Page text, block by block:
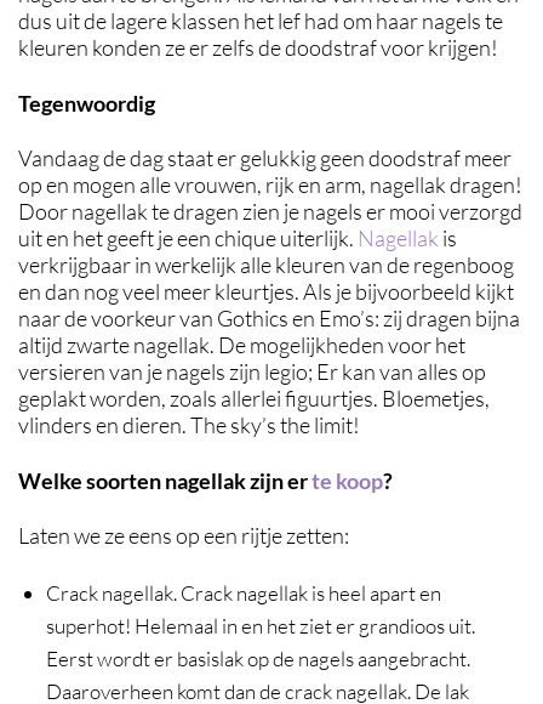
dus uit de lagere klassen het lef had om haar nagels te
kleuren konden ze er zelfs de doodstraf voor krijgen!
Tegenwoordig
Vandaag de dag staat er gelukkig geen doodstraf meer
op en mogen alle vrouwen, rijk en arm, nagellak dragen!
Door nagellak te dragen zien je nagels er mooi verzorgd
uit en het geeft je een chique uiterlijk. Nagellak is
verkrijgbaar in werkelijk alle kleuren van de regenboog
en dan nog veel meer kleurtjes. Als je bijvoorbeeld kijkt
naar de voorkeur van Gothics en Emo’s: zij dragen bijna
altijd zwarte nagellak. De mogelijkheden voor het
versieren van je nagels zijn legio; Er kan van alles op
geplakt worden, zoals allerlei figuurtjes. Bloemetjes,
vlinders en dieren. The sky’s the limit!
Welke soorten nagellak zijn erte koop?
Laten we ze eens op een rijtje zetten:
Crack nagellak. Crack nagellak is heel apart en
superhot! Helemaal in en het ziet er grandioos uit.
Eerst wordt er basislak op de nagels aangebracht.
Daaroverheen komt dan de crack nagellak. De lak